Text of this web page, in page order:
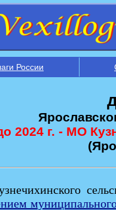
России
2024 г. - МО